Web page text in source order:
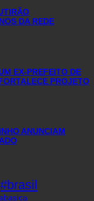
DA REDE
EX-PREFEITO DE
PROJETO
ANUNCIAM
#brasil